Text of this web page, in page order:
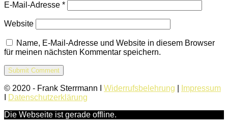
E-Mail-Adresse *
Website
Name, E-Mail-Adresse und Website in diesem Browser
für meinen nächsten Kommentar speichern.
© 2020 - Frank Sterrmann I Widerrufsbelehrung
Impressum
Datenschutzerklärung
Die Webseite ist gerade offline.